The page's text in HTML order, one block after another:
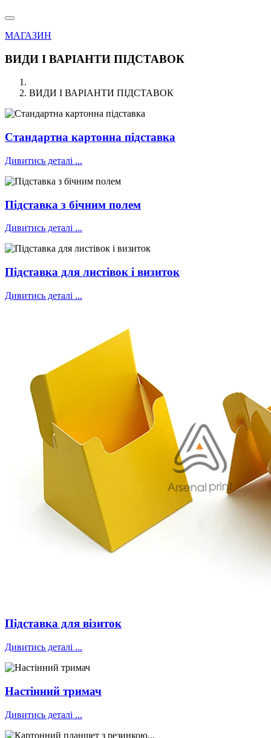
МАГАЗИН
ВИДИ І ВАРІАНТИ ПІДСТАВОК
ВИДИ І ВАРІАНТИ ПІДСТАВОК
Стандартна картонна підставка
Дивитись деталі ...
Підставка з бічним полем
Дивитись деталі ...
Підставка для листівок і визиток
Дивитись деталі ...
Підставка для візиток
Дивитись деталі ...
Настінний тримач
Дивитись деталі ...